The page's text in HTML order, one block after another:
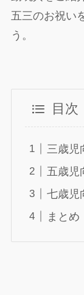
五三のお祝い
う。
目次
三歳児
五歳児
七歳児
まとめ